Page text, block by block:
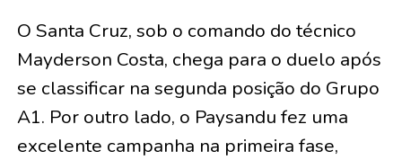
O Santa Cruz, sob o comando do técnico
Mayderson Costa, chega para o duelo após
se classificar na segunda posição do Grupo
A1. Por outro lado, o Paysandu fez uma
excelente campanha na primeira fase,